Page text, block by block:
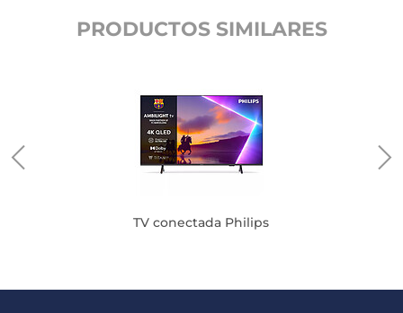
PRODUCTOS SIMILARES
TV conectada Philips